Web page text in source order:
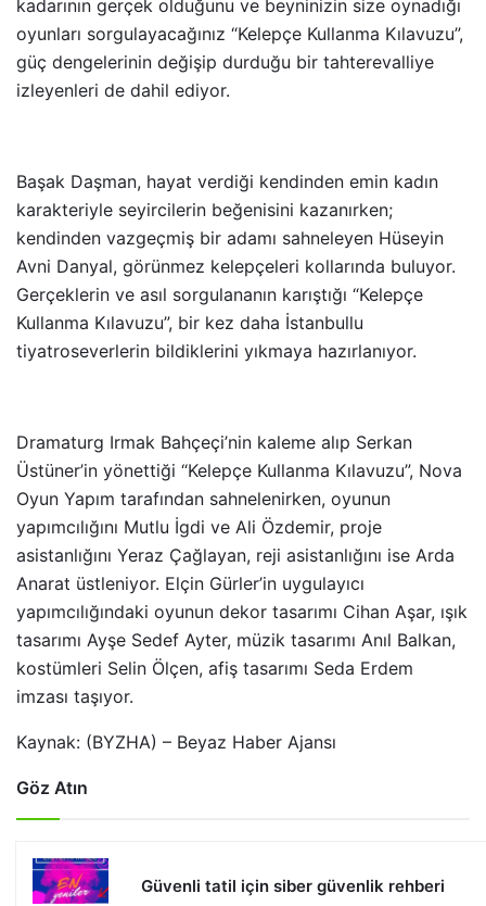
kadarının gerçek olduğunu ve beyninizin size oynadığı
oyunları sorgulayacağınız “Kelepçe Kullanma Kılavuzu”,
güç dengelerinin değişip durduğu bir tahterevalliye
izleyenleri de dahil ediyor.
Başak Daşman, hayat verdiği kendinden emin kadın
karakteriyle seyircilerin beğenisini kazanırken;
kendinden vazgeçmiş bir adamı sahneleyen Hüseyin
Avni Danyal, görünmez kelepçeleri kollarında buluyor.
Gerçeklerin ve asıl sorgulananın karıştığı “Kelepçe
Kullanma Kılavuzu”, bir kez daha İstanbullu
tiyatroseverlerin bildiklerini yıkmaya hazırlanıyor.
Dramaturg Irmak Bahçeçi’nin kaleme alıp Serkan
Üstüner’in yönettiği “Kelepçe Kullanma Kılavuzu”, Nova
Oyun Yapım tarafından sahnelenirken, oyunun
yapımcılığını Mutlu İgdi ve Ali Özdemir, proje
asistanlığını Yeraz Çağlayan, reji asistanlığını ise Arda
Anarat üstleniyor. Elçin Gürler’in uygulayıcı
yapımcılığındaki oyunun dekor tasarımı Cihan Aşar, ışık
tasarımı Ayşe Sedef Ayter, müzik tasarımı Anıl Balkan,
kostümleri Selin Ölçen, afiş tasarımı Seda Erdem
imzası taşıyor.
Kaynak: (BYZHA) – Beyaz Haber Ajansı
Göz Atın
Güvenli tatil için siber güvenlik rehberi